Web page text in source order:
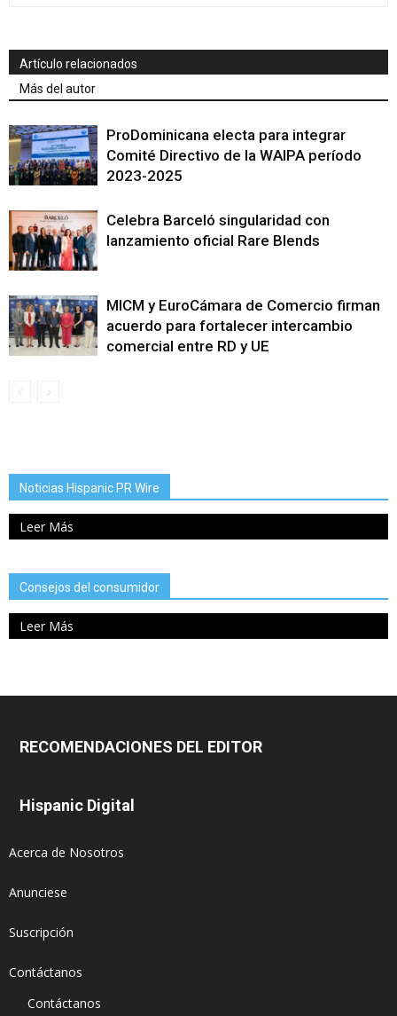
Artículo relacionados
Más del autor
ProDominicana electa para integrar
Comité Directivo de la WAIPA período
2023-2025
Celebra Barceló singularidad con
lanzamiento oficial Rare Blends
MICM y EuroCámara de Comercio firman
acuerdo para fortalecer intercambio
comercial entre RD y UE
Noticias Hispanic PR Wire
Leer Más
Consejos del consumidor
Leer Más
RECOMENDACIONES DEL EDITOR
Hispanic Digital
Acerca de Nosotros
Anunciese
Suscripción
Contáctanos
Contáctanos